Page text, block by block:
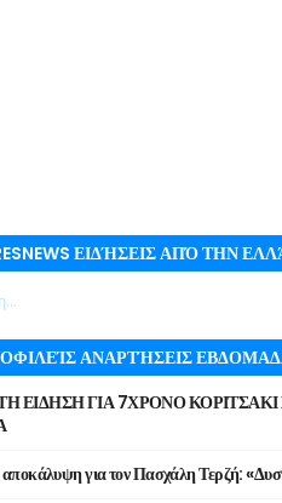
ΕΙΔΉΣΕΙΣ ΑΠΌ ΤΗΝ
ΑΝΑΡΤΉΣΕΙΣ
ΕΙΔΗΣΗ ΓΙΑ 7ΧΡΟΝΟ
για τον Πασχάλη Τερζή: